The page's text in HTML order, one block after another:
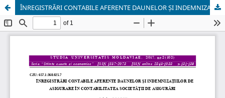
ÎNREGISTRĂRI CONTABILE AFERENTE DAUNELOR ȘI INDEMNIZAȚIILOR DE ASIGURARE ÎN CONTABILITATEA SOCIETĂȚII DE ASIGURĂRI